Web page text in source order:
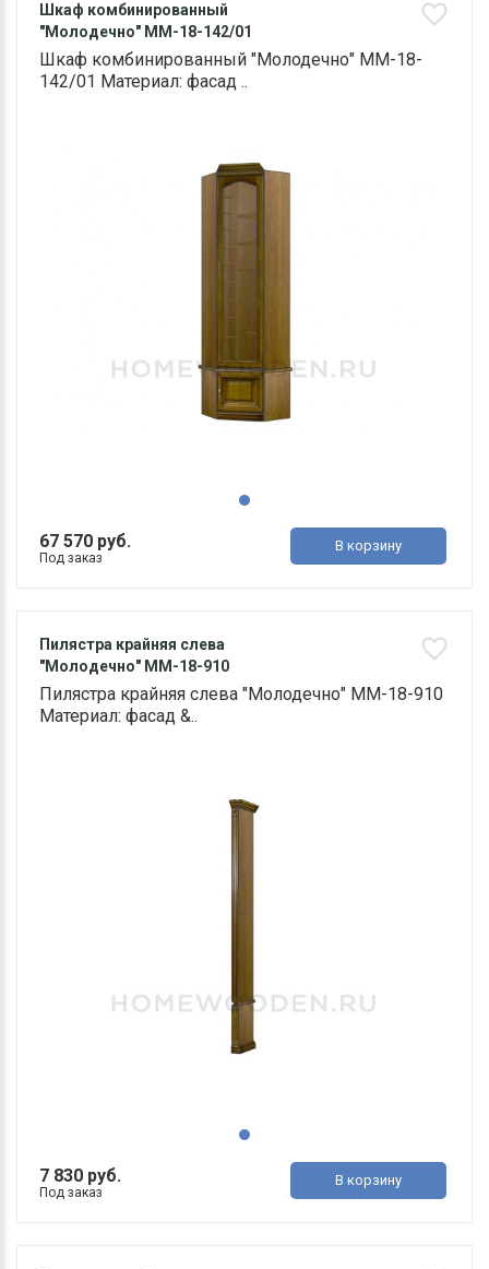
Шкаф комбинированный
"Молодечно" ММ-18-142/01
Шкаф комбинированный "Молодечно" ММ-18-
142/01 Материал: фасад ..
67 570 руб.
Под заказ
В корзину
Пилястра крайняя слева
"Молодечно" ММ-18-910
Пилястра крайняя слева "Молодечно" ММ-18-910
Материал: фасад &..
7 830 руб.
Под заказ
В корзину